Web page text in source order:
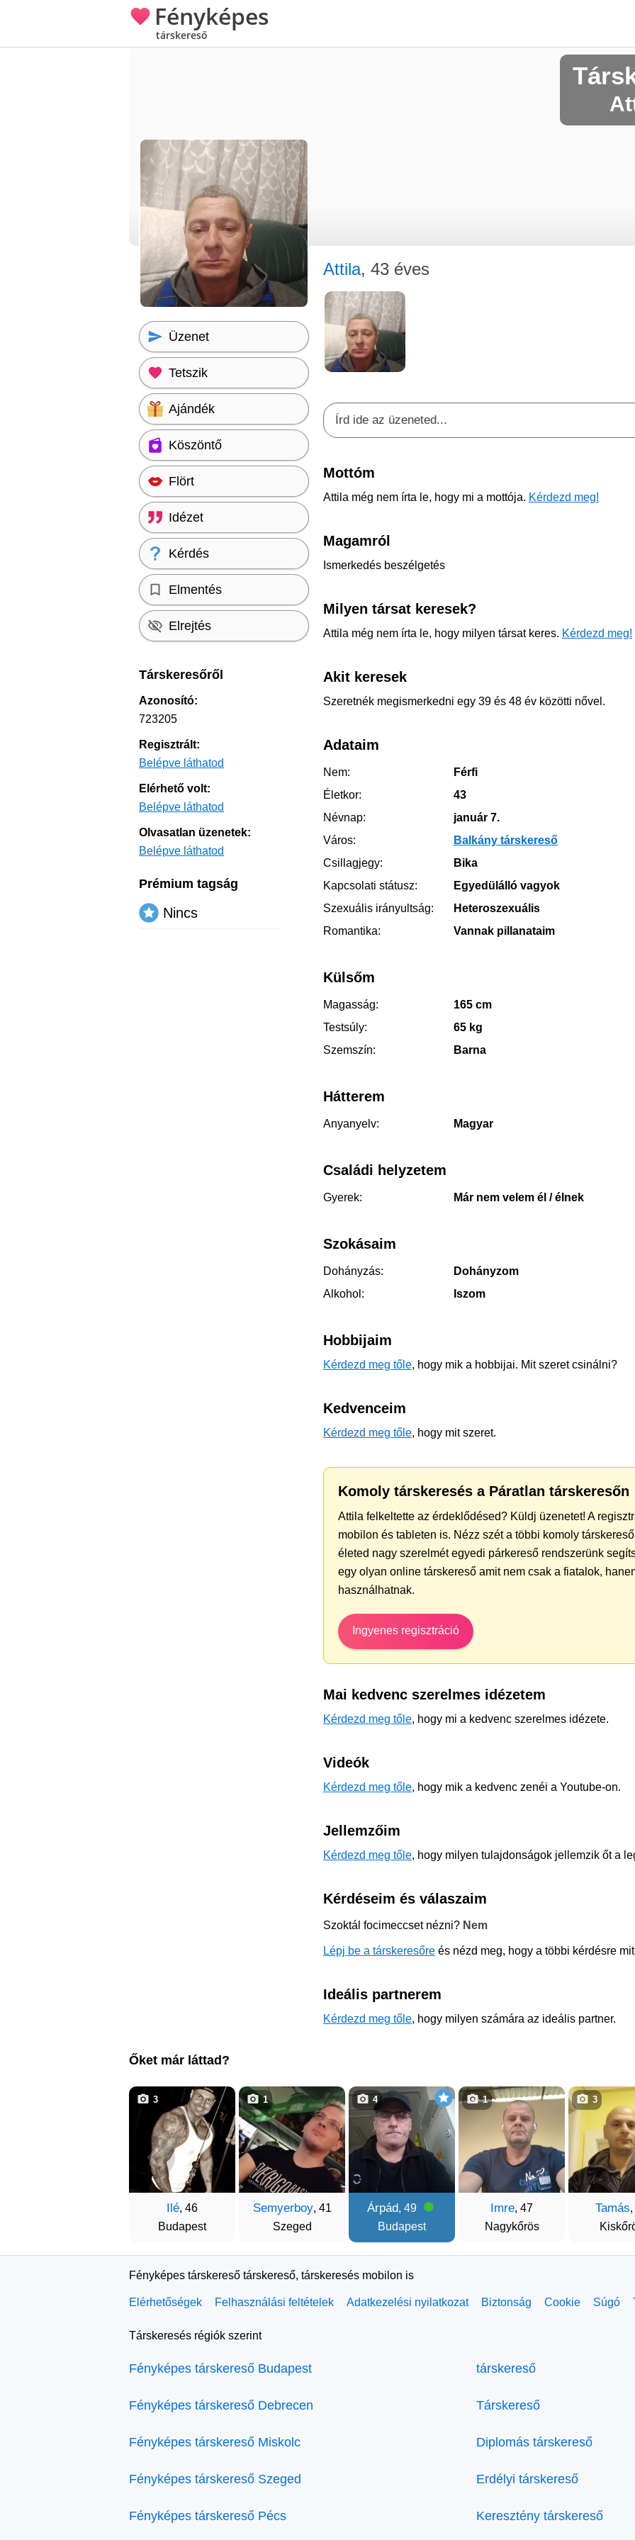
Fényképes
társkereső
Attila, 43 éves
Mottóm
Attila még nem írta le, hogy mi a mottója. Kérdezd meg!
Magamról
Ismerkedés beszélgetés
Milyen társat keresek?
Attila még nem írta le, hogy milyen társat keres. Kérdezd meg!
Akit keresek
Szeretnék megismerkedni egy 39 és 48 év közötti nővel.
Adataim
Nem:
Férfi
Életkor:
43
Névnap:
január 7.
Város:
Balkány társkereső
Csillagjegy:
Bika
Kapcsolati státusz:
Egyedülálló vagyok
Szexuális irányultság:
Heteroszexuális
Romantika:
Vannak pillanataim
Külsőm
Magasság:
165 cm
Testsúly:
65 kg
Szemszín:
Barna
Hátterem
Anyanyelv: Magyar
Családi helyzetem
Gyerek: Már nem velem él / élnek
Szokásaim
Dohányzás:
Dohányzom
Alkohol:
Iszom
Hobbijaim
Kérdezd meg tőle, hogy mik a hobbijai. Mit szeret csinálni?
Kedvenceim
Kérdezd meg tőle, hogy mit szeret.
Komoly társkeresés a Páratlan társkeresőn
Attila felkeltette az érdeklődésed? Küldj üzenetet! A
mobilon és tableten is. Nézz szét a többi komoly
életed nagy szerelmét egyedi párkereső rendszerünk
egy olyan online társkereső amit nem csak a fiatalok,
használhatnak.
Ingyenes regisztráció
Mai kedvenc szerelmes idézetem
Kérdezd meg tőle, hogy mi a kedvenc szerelmes idézete.
Videók
Kérdezd meg tőle, hogy mik a kedvenc zenéi a Youtube-on.
Jellemzőim
Kérdezd meg tőle, hogy milyen tulajdonságok jellemzik őt a
Kérdéseim és válaszaim
Szoktál focimeccset nézni? Nem
Lépj be a társkeresőre és nézd meg, hogy a többi kérdésre
Ideális partnerem
Kérdezd meg tőle, hogy milyen számára az ideális partner.
Üzenet
Tetszik
Ajándék
Köszöntő
Flört
Idézet
Kérdés
Elmentés
Elrejtés
Társkeresőről
Azonosító:
723205
Regisztrált:
Belépve láthatod
Elérhető volt:
Belépve láthatod
Olvasatlan üzenetek:
Belépve láthatod
Prémium tagság
Nincs
Őket már láttad?
Ilé, 46
Budapest
3
Semyerboy, 41
Szeged
1
Árpád, 49
Budapest
4
Imre, 47
Nagykőrös
1
Tamás
3
Fényképes társkereső társkereső, társkeresés mobilon is
Elérhetőségek Felhasználási feltételek Adatkezelési nyilatkozat Biztonság Cookie Súgó
Társkeresés régiók szerint
Fényképes társkereső Budapest
Fényképes társkereső Debrecen
Fényképes társkereső Miskolc
Fényképes társkereső Szeged
Fényképes társkereső Pécs
társkereső
Társkereső
Diplomás társkereső
Erdélyi társkereső
Keresztény társkereső